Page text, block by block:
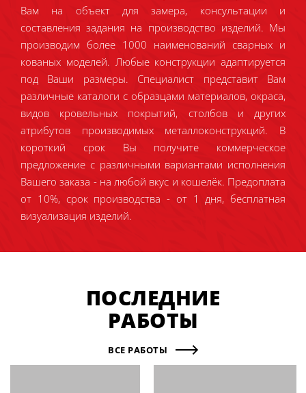
Вам на объект для замера, консультации и
составления задания на производство изделий. Мы
производим более 1000 наименований сварных и
кованых моделей. Любые конструкции адаптируется
под Ваши размеры. Специалист представит Вам
различные каталоги с образцами материалов, окраса,
видов кровельных покрытий, столбов и других
атрибутов производимых металлоконструкций. В
короткий срок Вы получите коммерческое
предложение с различными вариантами исполнения
Вашего заказа - на любой вкус и кошелёк. Предоплата
от 10%, срок производства - от 1 дня, бесплатная
визуализация изделий.
ПОСЛЕДНИЕ
РАБОТЫ
ВСЕ РАБОТЫ